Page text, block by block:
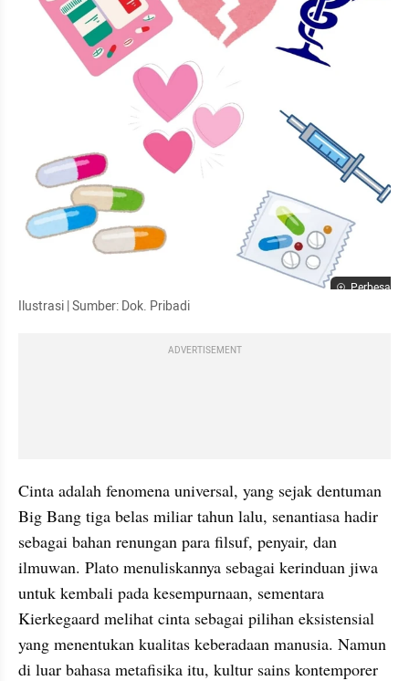
Perbesar
Ilustrasi | Sumber: Dok. Pribadi
ADVERTISEMENT
Cinta adalah fenomena universal, yang sejak dentuman
Big Bang tiga belas miliar tahun lalu, senantiasa hadir
sebagai bahan renungan para filsuf, penyair, dan
ilmuwan. Plato menuliskannya sebagai kerinduan jiwa
untuk kembali pada kesempurnaan, sementara
Kierkegaard melihat cinta sebagai pilihan eksistensial
yang menentukan kualitas keberadaan manusia. Namun
di luar bahasa metafisika itu, kultur sains kontemporer